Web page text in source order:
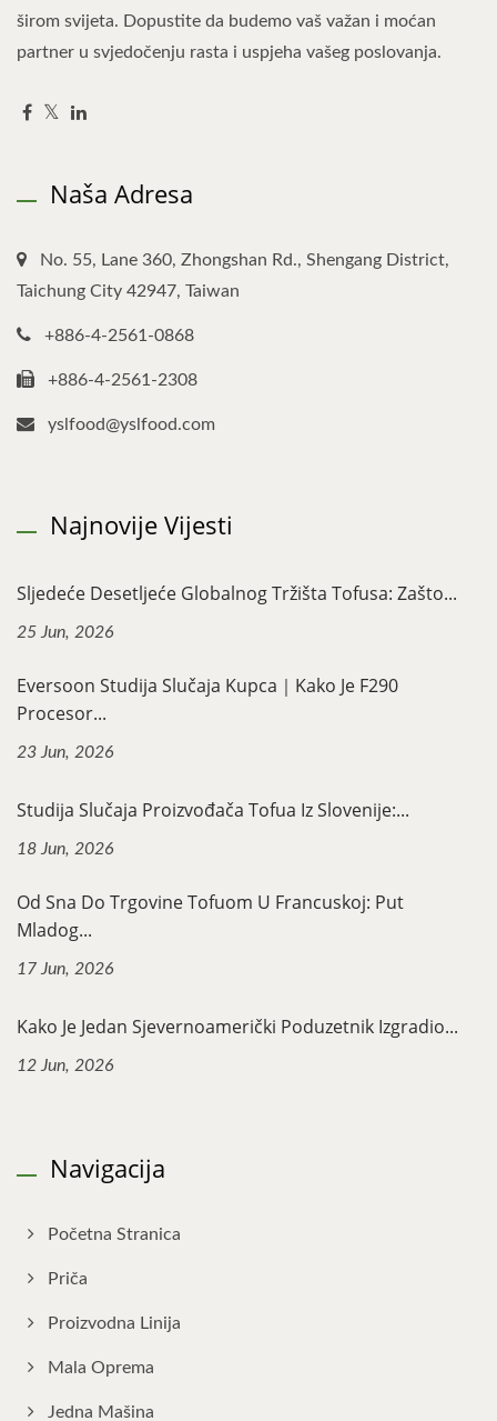
širom svijeta. Dopustite da budemo vaš važan i moćan
partner u svjedočenju rasta i uspjeha vašeg poslovanja.
Naša Adresa
No. 55, Lane 360, Zhongshan Rd., Shengang District,
Taichung City 42947, Taiwan
+886-4-2561-0868
+886-4-2561-2308
yslfood@yslfood.com
Najnovije Vijesti
Sljedeće Desetljeće Globalnog Tržišta Tofusa: Zašto...
25 Jun, 2026
Eversoon Studija Slučaja Kupca｜Kako Je F290
Procesor...
23 Jun, 2026
Studija Slučaja Proizvođača Tofua Iz Slovenije:...
18 Jun, 2026
Od Sna Do Trgovine Tofuom U Francuskoj: Put
Mladog...
17 Jun, 2026
Kako Je Jedan Sjevernoamerički Poduzetnik Izgradio...
12 Jun, 2026
Navigacija
Početna Stranica
Priča
Proizvodna Linija
Mala Oprema
Jedna Mašina